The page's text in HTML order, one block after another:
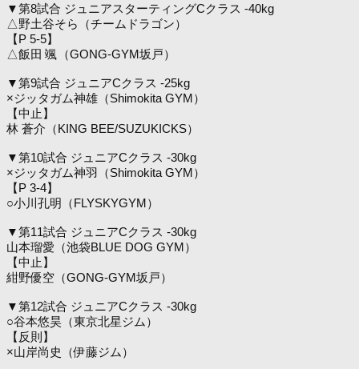
▼第8試合 ジュニアスターティングCクラス -40kg
△野土谷そら（チームドラゴン）
【P 5-5】
△飯田 颯（GONG-GYM坂戸）
▼第9試合 ジュニアCクラス -25kg
×ジッタガム神雄（Shimokita GYM）
【中止】
林 蒼介（KING BEE/SUZUKICKS）
▼第10試合 ジュニアCクラス -30kg
×ジッタガム神羽（Shimokita GYM）
【P 3-4】
○小川孔明（FLYSKYGYM）
▼第11試合 ジュニアCクラス -30kg
山本瑠愛（池袋BLUE DOG GYM）
【中止】
紺野優空（GONG-GYM坂戸）
▼第12試合 ジュニアCクラス -30kg
○谷本悠昊（東京北星ジム）
【反則】
×山岸尚史（伊藤ジム）